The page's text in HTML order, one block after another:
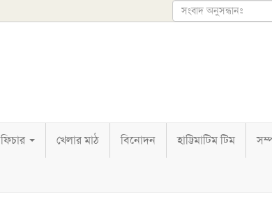
ফিচার খেলার মাঠ বিনোদন হাট্টিমাটিম টিম